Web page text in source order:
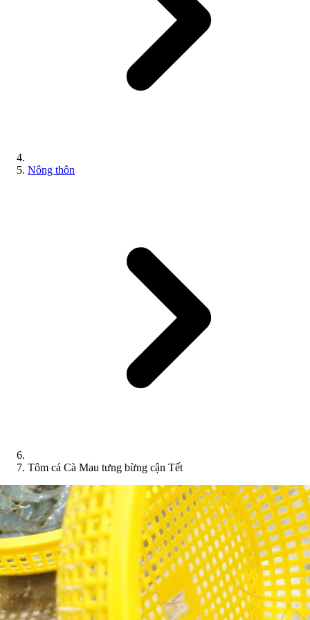
Nông thôn
Tôm cá Cà Mau tưng bừng cận Tết